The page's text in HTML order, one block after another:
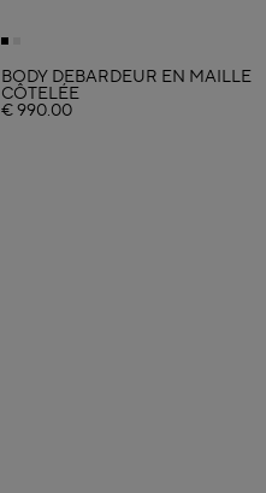
BODY DÉBARDEUR EN MAILLE
CÔTELÉE
€ 990.00